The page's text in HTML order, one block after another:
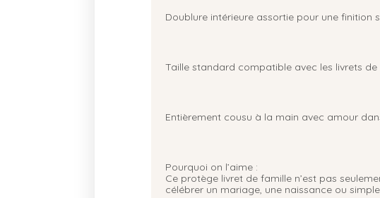
Doublure intérieure assortie pour une finition
Taille standard compatible avec les livrets
Entièrement cousu à la main avec amour
Pourquoi on l’aime :
Ce protège livret de famille n’est pas
célébrer un mariage, une naissance ou